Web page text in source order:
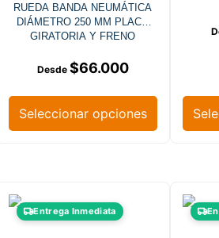
RUEDA BANDA NEUMÁTICA
DIÁMETRO 250 MM PLACA
GIRATORIA Y FRENO
$66.000
Seleccionar opciones
Entrega Inmediata